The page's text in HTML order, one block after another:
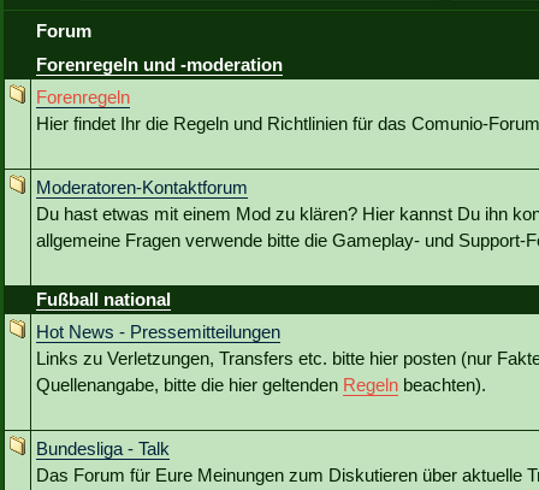
Vereinsdiskussion
Vereinsfragen
Forum
Forenregeln und -moderation
Forenregeln
Hier findet Ihr die Regeln und Richtlinien für das Comunio-
Moderatoren-Kontaktforum
Du hast etwas mit einem Mod zu klären? Hier kannst Du ihn
allgemeine Fragen verwende bitte die Gameplay- und Support-
Fußball national
Hot News - Pressemitteilungen
Links zu Verletzungen, Transfers etc. bitte hier posten (nur
Quellenangabe, bitte die hier geltenden Regeln beachten).
Bundesliga - Talk
Das Forum für Eure Meinungen zum Diskutieren über aktuelle